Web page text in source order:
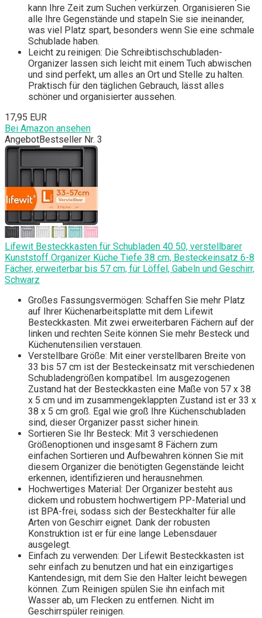
kann Ihre Zeit zum Suchen verkürzen. Organisieren Sie
alle Ihre Gegenstände und stapeln Sie sie ineinander,
was viel Platz spart, besonders wenn Sie eine schmale
Schublade haben.
Leicht zu reinigen: Die Schreibtischschubladen-
Organizer lassen sich leicht mit einem Tuch abwischen
und sind perfekt, um alles an Ort und Stelle zu halten.
Praktisch für den täglichen Gebrauch, lässt alles
schöner und organisierter aussehen.
17,95 EUR
Bei Amazon ansehen
AngebotBestseller Nr. 3
Lifewit Besteckkasten für Schubladen 40 50, verstellbarer
Kunststoff Organizer Küche Tiefe 38 cm, Besteckeinsatz 6-8
Fächer, erweiterbar bis 57 cm, für Löffel, Gabeln und Geschirr,
Schwarz
Großes Fassungsvermögen: Schaffen Sie mehr Platz
auf Ihrer Küchenarbeitsplatte mit dem Lifewit
Besteckkasten. Mit zwei erweiterbaren Fächern auf der
linken und rechten Seite können Sie mehr Besteck und
Küchenutensilien verstauen.
Verstellbare Größe: Mit einer verstellbaren Breite von
33 bis 57 cm ist der Besteckeinsatz mit verschiedenen
Schubladengrößen kompatibel. Im ausgezogenen
Zustand hat der Besteckkasten eine Maße von 57 x 38
x 5 cm und im zusammengeklappten Zustand ist er 33 x
38 x 5 cm groß. Egal wie groß Ihre Küchenschubladen
sind, dieser Organizer passt sicher hinein.
Sortieren Sie Ihr Besteck: Mit 3 verschiedenen
Größenoptionen und insgesamt 8 Fächern zum
einfachen Sortieren und Aufbewahren können Sie mit
diesem Organizer die benötigten Gegenstände leicht
erkennen, identifizieren und herausnehmen.
Hochwertiges Material: Der Organizer besteht aus
dickem und robustem hochwertigem PP-Material und
ist BPA-frei, sodass sich der Besteckhalter für alle
Arten von Geschirr eignet. Dank der robusten
Konstruktion ist er für eine lange Lebensdauer
ausgelegt.
Einfach zu verwenden: Der Lifewit Besteckkasten ist
sehr einfach zu benutzen und hat ein einzigartiges
Kantendesign, mit dem Sie den Halter leicht bewegen
können. Zum Reinigen spülen Sie ihn einfach mit
Wasser ab, um Flecken zu entfernen. Nicht im
Geschirrspüler reinigen.